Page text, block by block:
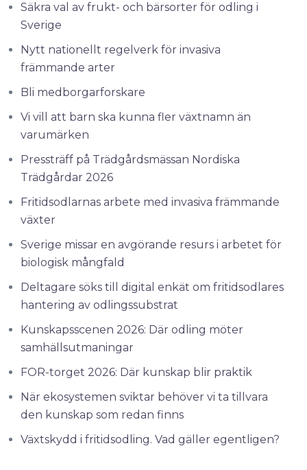
Säkra val av frukt- och bärsorter för odling i
Sverige
Nytt nationellt regelverk för invasiva
främmande arter
Bli medborgarforskare
Vi vill att barn ska kunna fler växtnamn än
varumärken
Pressträff på Trädgårdsmässan Nordiska
Trädgårdar 2026
Fritidsodlarnas arbete med invasiva främmande
växter
Sverige missar en avgörande resurs i arbetet för
biologisk mångfald
Deltagare söks till digital enkät om fritidsodlares
hantering av odlingssubstrat
Kunskapsscenen 2026: Där odling möter
samhällsutmaningar
FOR-torget 2026: Där kunskap blir praktik
När ekosystemen sviktar behöver vi ta tillvara
den kunskap som redan finns
Växtskydd i fritidsodling. Vad gäller egentligen?